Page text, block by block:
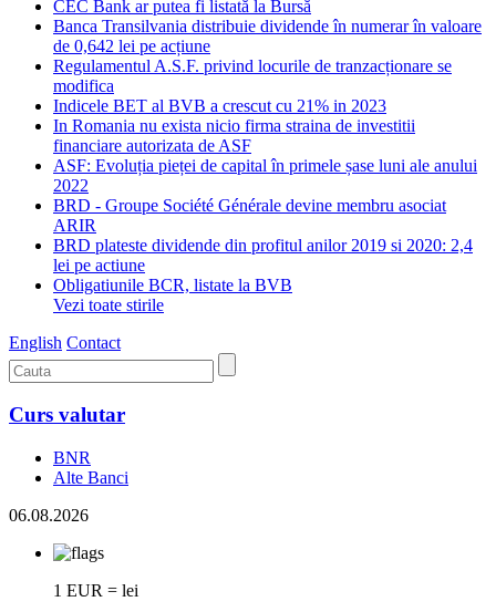
CEC Bank ar putea fi listată la Bursă
Banca Transilvania distribuie dividende în numerar în valoare
de 0,642 lei pe acțiune
Regulamentul A.S.F. privind locurile de tranzacționare se
modifica
Indicele BET al BVB a crescut cu 21% in 2023
In Romania nu exista nicio firma straina de investitii
financiare autorizata de ASF
ASF: Evoluția pieței de capital în primele șase luni ale anului
2022
BRD - Groupe Société Générale devine membru asociat
ARIR
BRD plateste dividende din profitul anilor 2019 si 2020: 2,4
lei pe actiune
Obligatiunile BCR, listate la BVB
Vezi toate stirile
English Contact
Curs valutar
BNR
Alte Banci
06.08.2026
1 EUR = lei